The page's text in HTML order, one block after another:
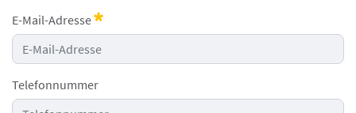
E-Mail-Adresse
Erforderlich
Telefonnummer